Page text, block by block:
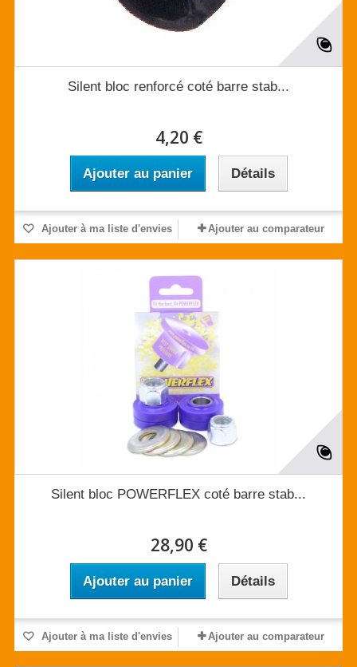
Silent bloc renforcé coté barre stab...
4,20 €
Ajouter au panier Détails
Ajouter à ma liste d'envies Ajouter au comparateur
Silent bloc POWERFLEX coté barre stab...
28,90 €
Ajouter au panier Détails
Ajouter à ma liste d'envies Ajouter au comparateur